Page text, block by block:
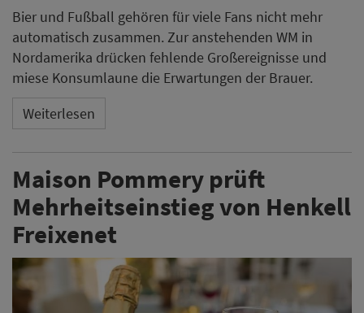
Bier und Fußball gehören für viele Fans nicht mehr
automatisch zusammen. Zur anstehenden WM in
Nordamerika drücken fehlende Großereignisse und
miese Konsumlaune die Erwartungen der Brauer.
Weiterlesen
Maison Pommery prüft
Mehrheitseinstieg von Henkell
Freixenet